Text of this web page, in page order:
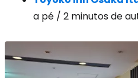
a pé / 2 minutos de